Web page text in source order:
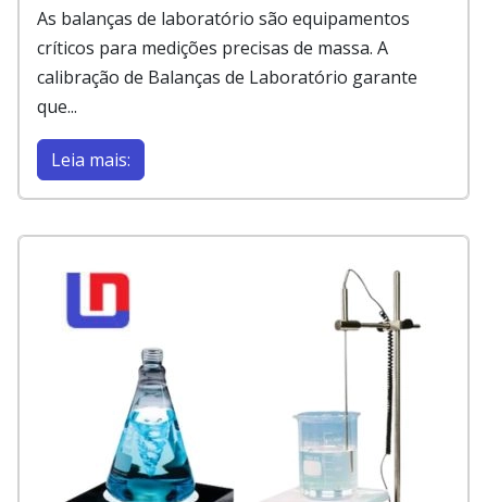
As balanças de laboratório são equipamentos
críticos para medições precisas de massa. A
calibração de Balanças de Laboratório garante
que...
Leia mais: